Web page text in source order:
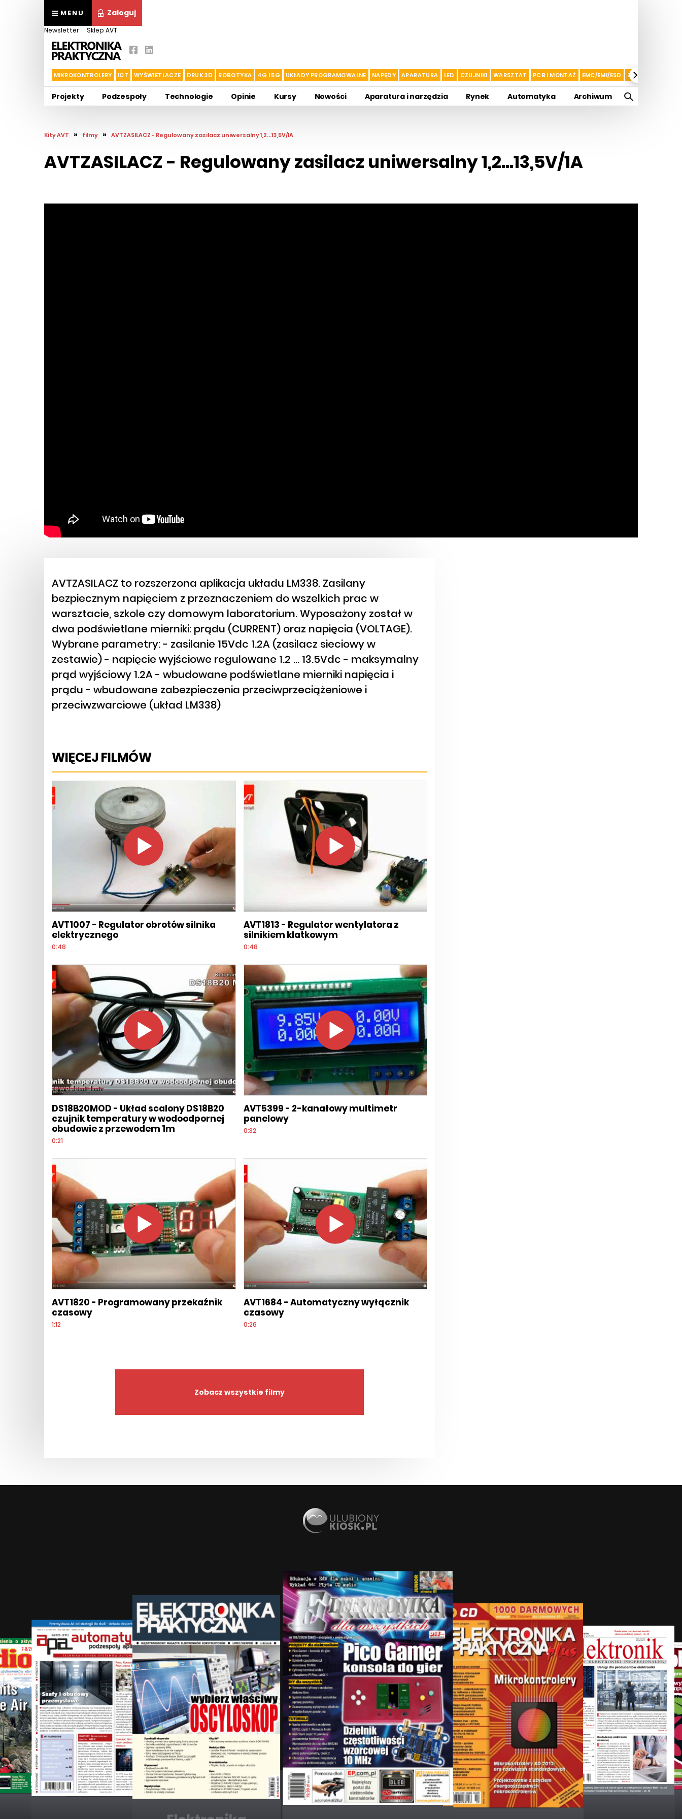
MENU Zaloguj
Newsletter Sklep AVT
MIKROKONTROLERY IOT WYŚWIETLACZE DRUK 3D ROBOTYKA 4G I 5G UKŁADY PROGRAMOWALNE NAPĘDY APARATURA LED CZUJNIKI WARSZTAT PCB I MONTAŻ EMC/EMI/ESD ZASILANIE I
Projekty Podzespoły Technologie Opinie Kursy Nowości Aparatura i narzędzia Rynek Automatyka Archiwum
Kity AVT » filmy » AVTZASILACZ - Regulowany zasilacz uniwersalny 1,2...13,5V/1A
AVTZASILACZ - Regulowany zasilacz uniwersalny 1,2...13,5V/1A
AVTZASILACZ to rozszerzona aplikacja układu LM338. Zasilany
bezpiecznym napięciem z przeznaczeniem do wszelkich prac w
warsztacie, szkole czy domowym laboratorium. Wyposażony został w
dwa podświetlane mierniki: prądu (CURRENT) oraz napięcia (VOLTAGE).
Wybrane parametry: - zasilanie 15Vdc 1.2A (zasilacz sieciowy w
zestawie) - napięcie wyjściowe regulowane 1.2 ... 13.5Vdc - maksymalny
prąd wyjściowy 1.2A - wbudowane podświetlane mierniki napięcia i
prądu - wbudowane zabezpieczenia przeciwprzeciążeniowe i
przeciwzwarciowe (układ LM338)
WIĘCEJ FILMÓW
AVT1007 - Regulator obrotów silnika
elektrycznego
0:48
AVT1813 - Regulator wentylatora z
silnikiem klatkowym
0:48
DS18B20MOD - Układ scalony DS18B20
czujnik temperatury w wodoodpornej
obudowie z przewodem 1m
0:21
AVT5399 - 2-kanałowy multimetr
panelowy
0:32
AVT1820 - Programowany przekaźnik
czasowy
1:12
AVT1684 - Automatyczny wyłącznik
czasowy
0:26
Zobacz wszystkie filmy